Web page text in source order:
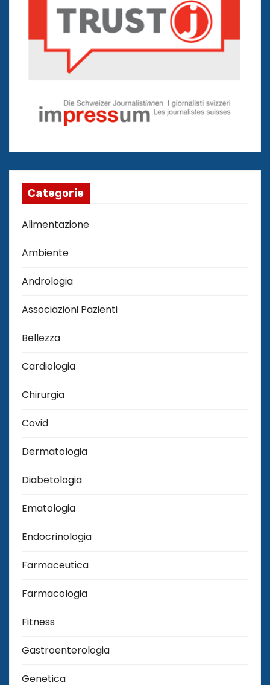
Categorie
Alimentazione
Ambiente
Andrologia
Associazioni Pazienti
Bellezza
Cardiologia
Chirurgia
Covid
Dermatologia
Diabetologia
Ematologia
Endocrinologia
Farmaceutica
Farmacologia
Fitness
Gastroenterologia
Genetica